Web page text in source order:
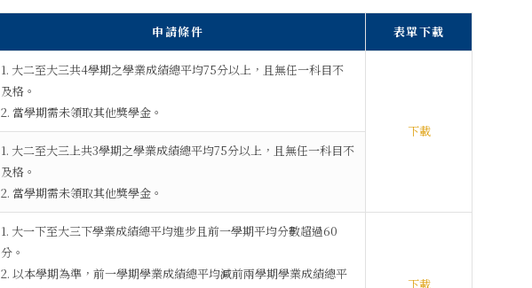
申請條件 表單下載
1. 大二至大三共4學期之學業成績總平均75分以上，且無任一科目不
及格。
2. 當學期需未領取其他獎學金。
下載
1. 大二至大三上共3學期之學業成績總平均75分以上，且無任一科目不
及格。
2. 當學期需未領取其他獎學金。
1. 大一下至大三下學業成績總平均進步且前一學期平均分數超過60
分。
2. 以本學期為準，前一學期學業成績總平均減前兩學期學業成績總平
下載